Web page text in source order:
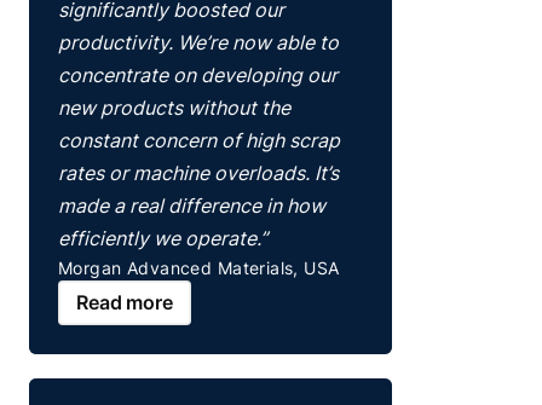
significantly boosted our
productivity. We’re now able to
concentrate on developing our
new products without the
constant concern of high scrap
rates or machine overloads. It’s
made a real difference in how
efficiently we operate.”
Morgan Advanced Materials, USA
Read more